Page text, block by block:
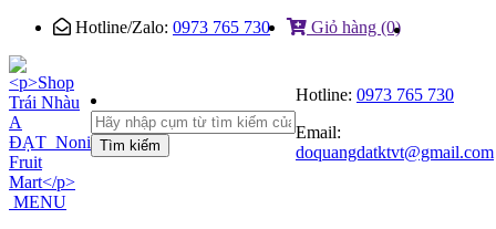
Hotline/Zalo: 0973 765 730 Giỏ hàng (0)
Tìm kiếm
Hotline: 0973 765 730
Email:
doquangdatktvt@gmail.com
MENU